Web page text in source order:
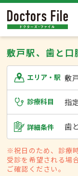
敷戸駅、歯と口
エリア・駅 敷
診療科目 指
詳細条件 歯
※祝日のため、診療
受診を希望される場
ご確認ください。